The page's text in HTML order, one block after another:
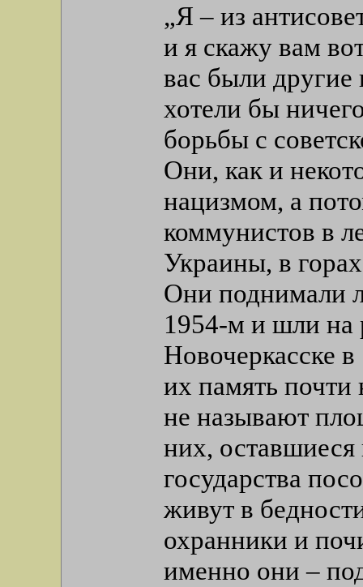
„Я – из
и я скажу вам
вас были
хотели бы
борьбы с
Они, как и
нацизмом, а
коммунистов в
Украины, в
Они поднимали
1954-м и шли на
Новочеркасске
их память почти
не называют
них,
государства
живут в
охранники и
именно они –